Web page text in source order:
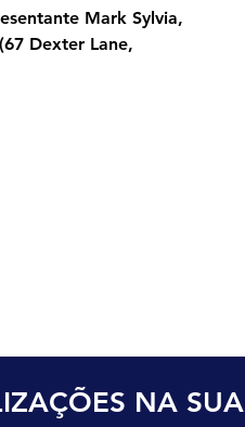
Mark Sylvia,
Dexter Lane,
NA SUA